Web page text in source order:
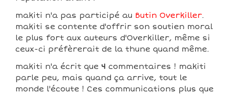
makiti n'a pas participé au Butin Overkiller.
makiti se contente d'offrir son soutien moral
le plus fort aux auteurs d'Overkiller, même si
ceux-ci préfèrerait de la thune quand même.
makiti n'a écrit que 4 commentaires ! makiti
parle peu, mais quand ça arrive, tout le
monde l'écoute ! Ces communications plus que